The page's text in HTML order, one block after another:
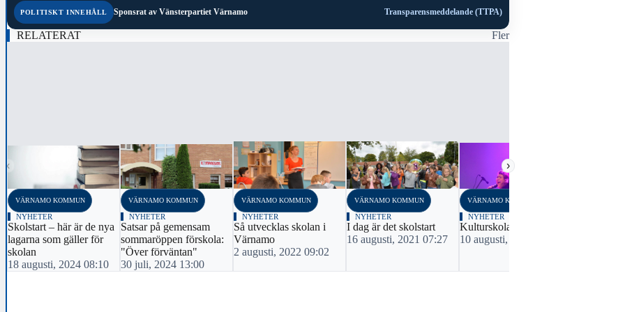
POLITISKT INNEHÅLL Sponsrat av Vänsterpartiet Värnamo Transparensmeddelande (TTPA)
RELATERAT Fler
‹ ›
VÄRNAMO KOMMUN
NYHETER
Skolstart – här är de nya
lagarna som gäller för
skolan
18 augusti, 2024 08:10
VÄRNAMO KOMMUN
NYHETER
Satsar på gemensam
sommaröppen förskola:
"Över förväntan"
30 juli, 2024 13:00
VÄRNAMO KOMMUN
NYHETER
Så utvecklas skolan i
Värnamo
2 augusti, 2022 09:02
VÄRNAMO KOMMUN
NYHETER
I dag är det skolstart
16 augusti, 2021 07:27
VÄRNAMO KOMMUN
NYHETER
Kulturskolan startar igen
10 augusti, 2020 08:05